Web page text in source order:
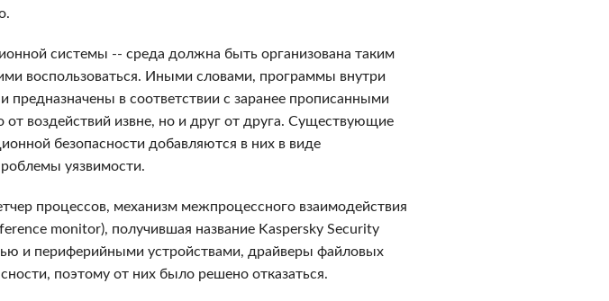
системы -- среда должна быть организована таким
воспользоваться. Иными словами, программы внутри
в соответствии с заранее прописанными
воздействий извне, но и друг от друга. Существующие
безопасности добавляются в них в виде
уязвимости.
процессов, механизм межпроцессного взаимодействия
monitor), получившая название Kaspersky Security
и периферийными устройствами, драйверы файловых
поэтому от них было решено отказаться.